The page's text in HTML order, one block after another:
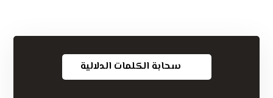
سحابة الكلمات الدلالية